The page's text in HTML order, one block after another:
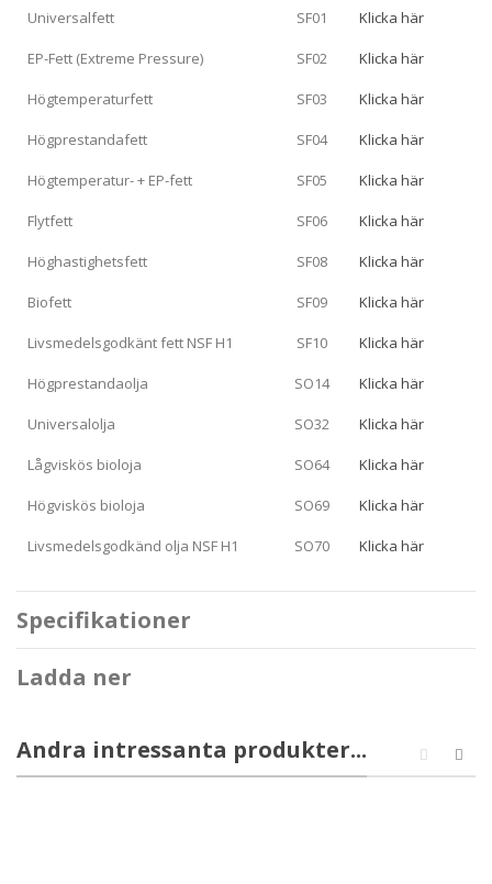
Universalfett SF01 Klicka här
EP-Fett (Extreme Pressure) SF02 Klicka här
Högtemperaturfett SF03 Klicka här
Högprestandafett SF04 Klicka här
Högtemperatur- + EP-fett SF05 Klicka här
Flytfett SF06 Klicka här
Höghastighetsfett SF08 Klicka här
Biofett SF09 Klicka här
Livsmedelsgodkänt fett NSF H1 SF10 Klicka här
Högprestandaolja SO14 Klicka här
Universalolja SO32 Klicka här
Lågviskös bioloja SO64 Klicka här
Högviskös bioloja SO69 Klicka här
Livsmedelsgodkänd olja NSF H1 SO70 Klicka här
Specifikationer
Ladda ner
Andra intressanta produkter...